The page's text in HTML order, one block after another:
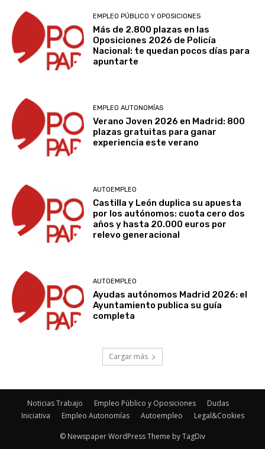
EMPLEO PÚBLICO Y OPOSICIONES
Más de 2.800 plazas en las
Oposiciones 2026 de Policía
Nacional: te quedan pocos días para
apuntarte
EMPLEO AUTONOMÍAS
Verano Joven 2026 en Madrid: 800
plazas gratuitas para ganar
experiencia este verano
AUTOEMPLEO
Castilla y León duplica su apuesta
por los autónomos: cuota cero dos
años y hasta 20.000 euros por
relevo generacional
AUTOEMPLEO
Ayudas autónomos Madrid 2026: el
Ayuntamiento publica su guía
completa
Cargar más
Noticias Trabajo Empleo Público y Oposiciones
Dudas
Iniciativa
Empleo Autonomías Autoempleo Legal&Cookies
© Newspaper WordPress Theme by TagDiv